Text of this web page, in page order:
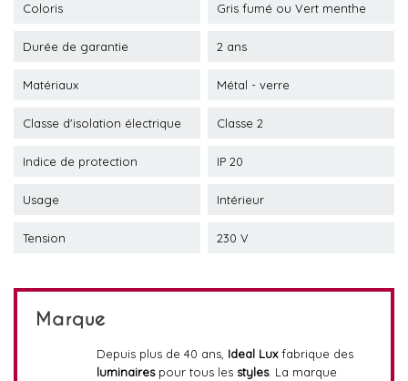
Coloris Gris fumé ou Vert menthe
Durée de garantie 2 ans
Matériaux Métal - verre
Classe d'isolation électrique Classe 2
Indice de protection IP 20
Usage Intérieur
Tension 230 V
Marque
Depuis plus de 40 ans, Ideal Luxfabrique des
luminairespour tous les styles. La marque